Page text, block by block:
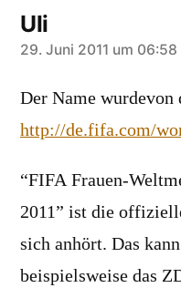
Uli
sagt:
29. Juni 2011 um 06:58
Der Name wurdevon
http://de.fifa.com/
“FIFA Frauen-
2011” ist die
sich anhört. Das
beispielsweise das